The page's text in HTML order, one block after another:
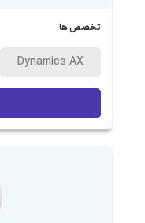
تخصص ها
Dynamics AX